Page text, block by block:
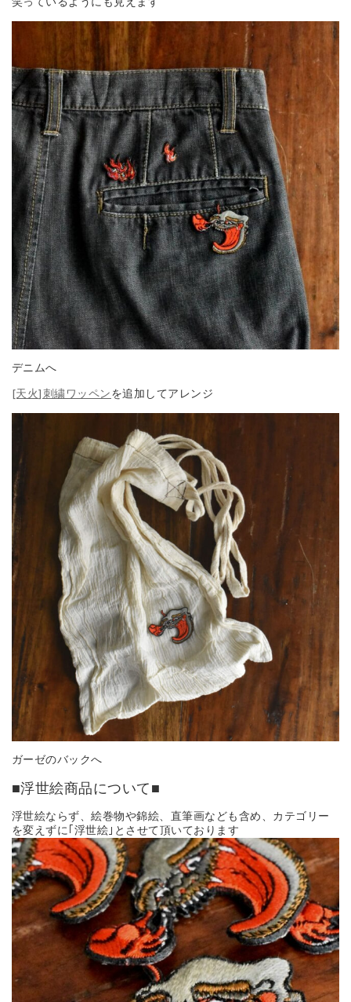
笑っているようにも見えます
デニムへ
[天火]刺繍ワッペン を追加してアレンジ
ガーゼのバックへ
■浮世絵商品について■
浮世絵ならず、絵巻物や錦絵、直筆画なども含め、カテゴリー
を変えずに｢浮世絵｣とさせて頂いております